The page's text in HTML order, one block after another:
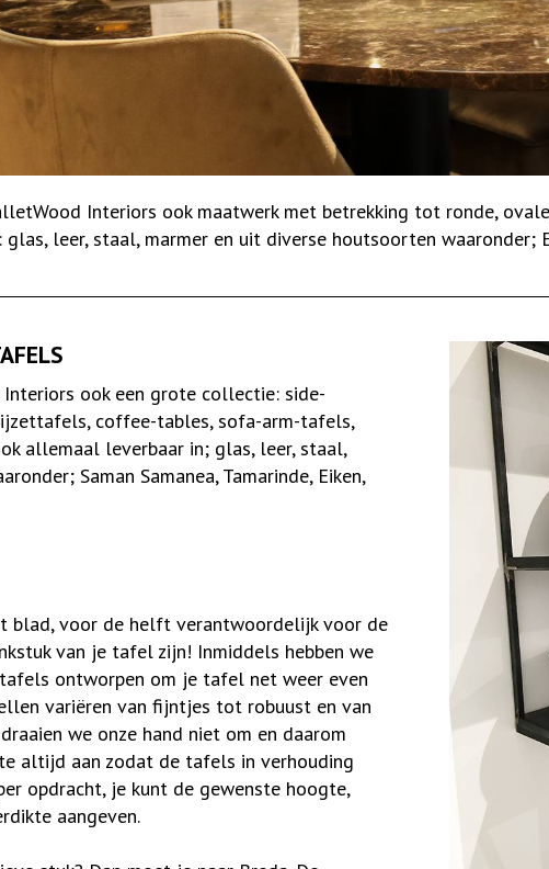
Interiors ook maatwerk met betrekking tot ronde,
leer, staal, marmer en uit diverse houtsoorten waaronder;
ook een grote collectie: side-
coffee-tables, sofa-arm-tafels,
allemaal leverbaar in; glas, leer, staal,
Saman Samanea, Tamarinde, Eiken,
blad, voor de helft verantwoordelijk voor de
van je tafel zijn! Inmiddels hebben we
ontworpen om je tafel net weer even
variëren van fijntjes tot robuust en van
we onze hand niet om en daarom
altijd aan zodat de tafels in verhouding
opdracht, je kunt de gewenste hoogte,
aangeven.